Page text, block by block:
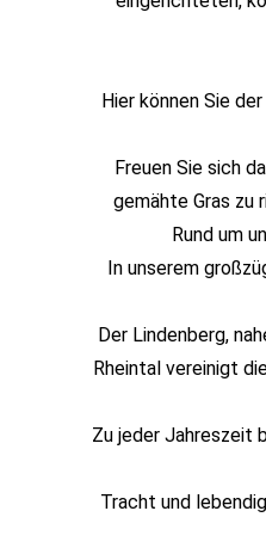
Hier können Sie
Freuen Sie sich
gemähte Gras zu
Rund um
In unserem
Der Lindenberg,
Rheintal vereinigt
Zu jeder Jahreszeit
Tracht und